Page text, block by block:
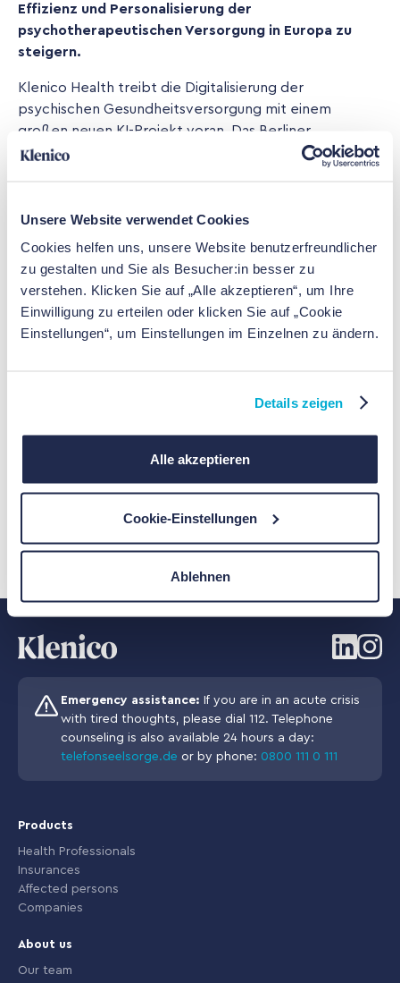
Unsere Website verwendet Cookies
Cookies helfen uns, unsere Website benutzerfreundlicher
zu gestalten und Sie als Besucher:in besser zu
verstehen. Klicken Sie auf „Alle akzeptieren“, um Ihre
Einwilligung zu erteilen oder klicken Sie auf „Cookie
Einstellungen“, um Einstellungen im Einzelnen zu ändern.
Details zeigen
Alle akzeptieren
Cookie-Einstellungen
Ablehnen
Effizienz und Personalisierung der
psychotherapeutischen Versorgung in Europa zu
steigern.
Klenico Health treibt die Digitalisierung der
psychischen Gesundheitsversorgung mit einem
großen neuen KI-Projekt voran. Das Berliner
Unternehmen will künstliche Intelligenz in seine
digitalen Therapieangebote integrieren, um die
Gesundheitssysteme zu adressieren. Das Vorhaben
Berlin (IBB) und mit EU-Mitteln gefördert.
Jetzt weiterlesen.
Klenico auf Social Media
Laufenden.
Emergency assistance: If you are in an acute crisis
with tired thoughts, please dial 112. Telephone
counseling is also available 24 hours a day:
telefonseelsorge.de or by phone: 0800 111 0 111
Products
Health Professionals
Insurances
Affected persons
Companies
About us
Our team